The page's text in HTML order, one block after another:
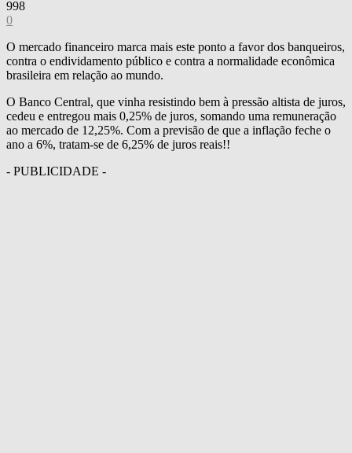
998
0
O mercado financeiro marca mais este ponto a favor dos banqueiros,
contra o endividamento público e contra a normalidade econômica
brasileira em relação ao mundo.
O Banco Central, que vinha resistindo bem à pressão altista de juros,
cedeu e entregou mais 0,25% de juros, somando uma remuneração
ao mercado de 12,25%. Com a previsão de que a inflação feche o
ano a 6%, tratam-se de 6,25% de juros reais!!
- PUBLICIDADE -